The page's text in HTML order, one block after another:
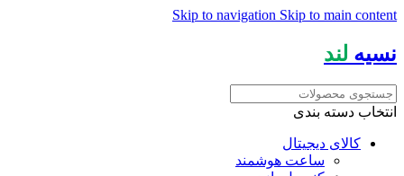
Skip to navigation Skip to main content
نسیه لند
انتخاب دسته بندی
کالای دیجیتال
ساعت هوشمند